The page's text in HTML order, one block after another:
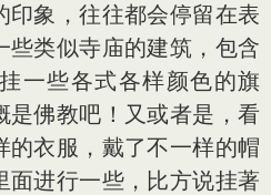
印象，往往都会停留在表
些类似寺庙的建筑，包含
一些各式各样颜色的旗
是佛教吧！又或者是，看
的衣服，戴了不一样的帽
面进行一些，比方说挂著